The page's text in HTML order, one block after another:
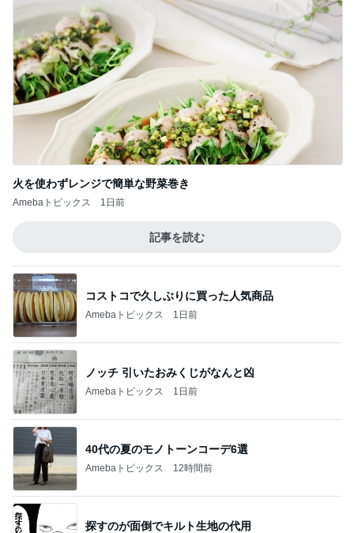
火を使わずレンジで簡単な野菜巻き
Amebaトピックス 1日前
記事を読む
コストコで久しぶりに買った人気商品
Amebaトピックス 1日前
ノッチ 引いたおみくじがなんと凶
Amebaトピックス 1日前
40代の夏のモノトーンコーデ6選
Amebaトピックス 12時間前
探すのが面倒でキルト生地の代用